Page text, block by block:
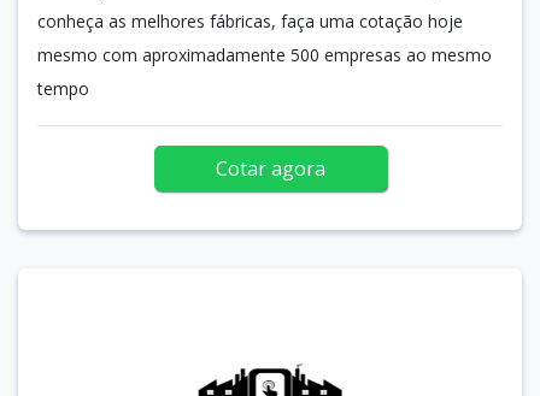
conheça as melhores fábricas, faça uma cotação hoje
mesmo com aproximadamente 500 empresas ao mesmo
tempo
Cotar agora